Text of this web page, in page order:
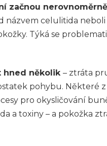
začnou
názvem celulitida
Týká se
hned několik – ztráta
pohybu. Některé
pro okysličování
a toxiny – a pokožka